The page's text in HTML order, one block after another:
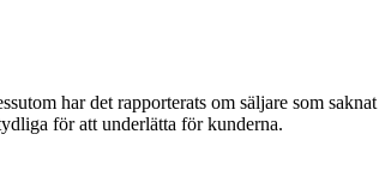
har det rapporterats om säljare som
för att underlätta för kunderna.